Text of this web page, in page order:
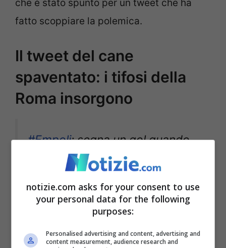
che è stato spunto per un tweet che ha
fatto scoppiare la polemica.
Il tweet del cane
spaventato: i tifosi della
Roma insorgono
#Empoli: segna un gol quando
la partita sembrava chiusa
Tifosi della#Roma:
notizie.com asks for your consent to use
your personal data for the following
purposes:
Personalised advertising and content, advertising and
content measurement, audience research and